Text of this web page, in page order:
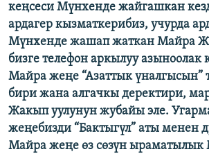
кеңсеси Мүнхенде жайгашкан
ардагер кызматкерибиз, учурда
Мүнхенде жашап жаткан Майра
бизге телефон аркылуу азыноолак
Майра жеңе “Азаттык үналгысын”
бири жана алгачкы деректири,
Жакып уулунун жубайы эле.
жеңебизди “Бактыгүл” аты менен
Майра жеңе өз сөзүн ыраматылык